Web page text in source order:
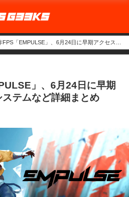
FPS「EMPULSE」、6月24日に早期アクセス開
」、6月24日に早期
テムなど詳細まとめ